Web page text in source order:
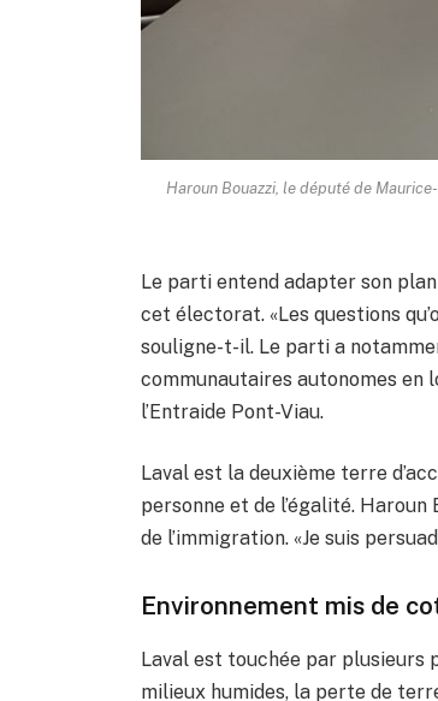
Haroun Bouazzi, le député de
Le parti entend adapter son
cet électorat. «Les questions
souligne-t-il. Le parti a
communautaires autonomes en
l’Entraide Pont-Viau.
Laval est la deuxième terre
personne et de l’égalité.
de l’immigration. «Je suis
Environnement mis de
Laval est touchée par plusieurs
milieux humides, la perte de